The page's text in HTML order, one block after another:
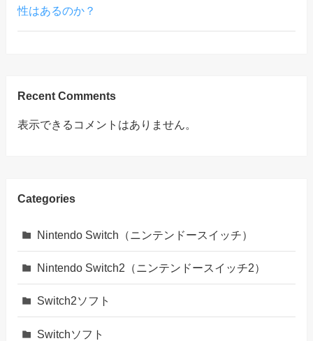
性はあるのか？
Recent Comments
表示できるコメントはありません。
Categories
Nintendo Switch（ニンテンドースイッチ）
Nintendo Switch2（ニンテンドースイッチ2）
Switch2ソフト
Switchソフト